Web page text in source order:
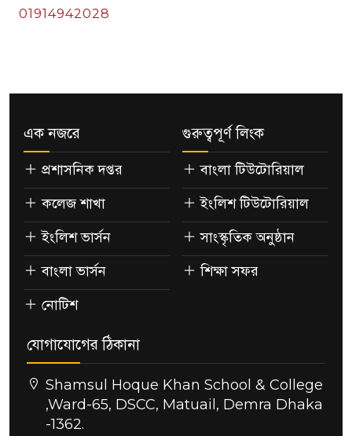
01914942028
এক নজরে
প্রশাসনিক দপ্তর
কলেজ শাখা
ইংলিশ ভার্সন
বাংলা ভার্সন
নোটিশ
গুরুত্বপূর্ণ লিংক
বাংলা টিউটোরিয়াল
ইংলিশ টিউটোরিয়াল
সাংস্কৃতিক অনুষ্ঠান
শিক্ষা সফর
যোগাযোগের ঠিকানা
Shamsul Hoque Khan School & College
,Ward-65, DSCC, Matuail, Demra Dhaka
-1362.